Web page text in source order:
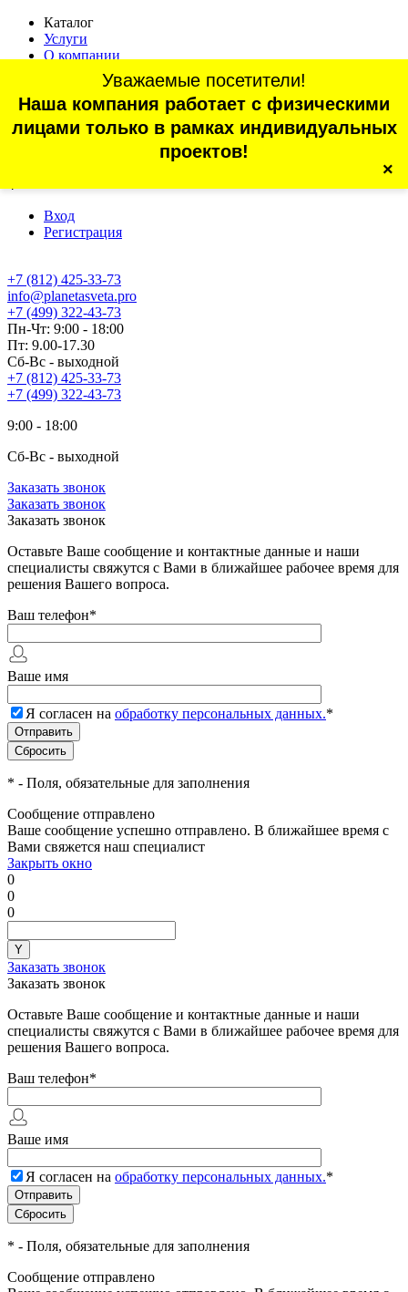
Каталог
Услуги
О компании
Статьи
Контакты
Отзывы
г. Санкт-Петербург, проспект Обуховской Обороны, 70, корп.
Вход
Регистрация
+7 (812) 425-33-73
Уважаемые посетители!
Наша компания работает с физическими
лицами только в рамках индивидуальных
проектов!
×
info@planetasveta.pro
+7 (499) 322-43-73
Пн-Чт: 9:00 - 18:00
Пт: 9.00-17.30
Сб-Вс - выходной
+7 (812) 425-33-73
+7 (499) 322-43-73
9:00 - 18:00
Сб-Вс - выходной
Заказать звонок
Заказать звонок
Заказать звонок
Оставьте Ваше сообщение и контактные данные и наши
специалисты свяжутся с Вами в ближайшее рабочее время для
решения Вашего вопроса.
Ваш телефон*
Ваше имя
Я согласен на обработку персональных данных.*
* - Поля, обязательные для заполнения
Сообщение отправлено
Ваше сообщение успешно отправлено. В ближайшее время с
Вами свяжется наш специалист
Закрыть окно
0
0
0
Заказать звонок
Заказать звонок
Оставьте Ваше сообщение и контактные данные и наши
специалисты свяжутся с Вами в ближайшее рабочее время для
решения Вашего вопроса.
Ваш телефон*
Ваше имя
Я согласен на обработку персональных данных.*
* - Поля, обязательные для заполнения
Сообщение отправлено